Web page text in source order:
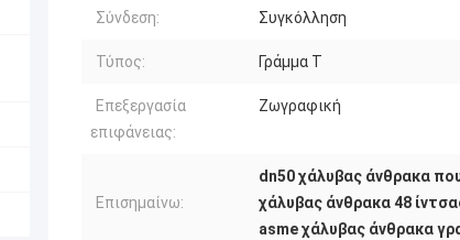
Σύνδεση: Συγκόλληση
Τύπος: Γράμμα Τ
Επεξεργασία
επιφάνειας:
Ζωγραφική
Επισημαίνω:
dn50 χάλυβας άνθρακα
χάλυβας άνθρακα 48
asme χάλυβας άνθρακα